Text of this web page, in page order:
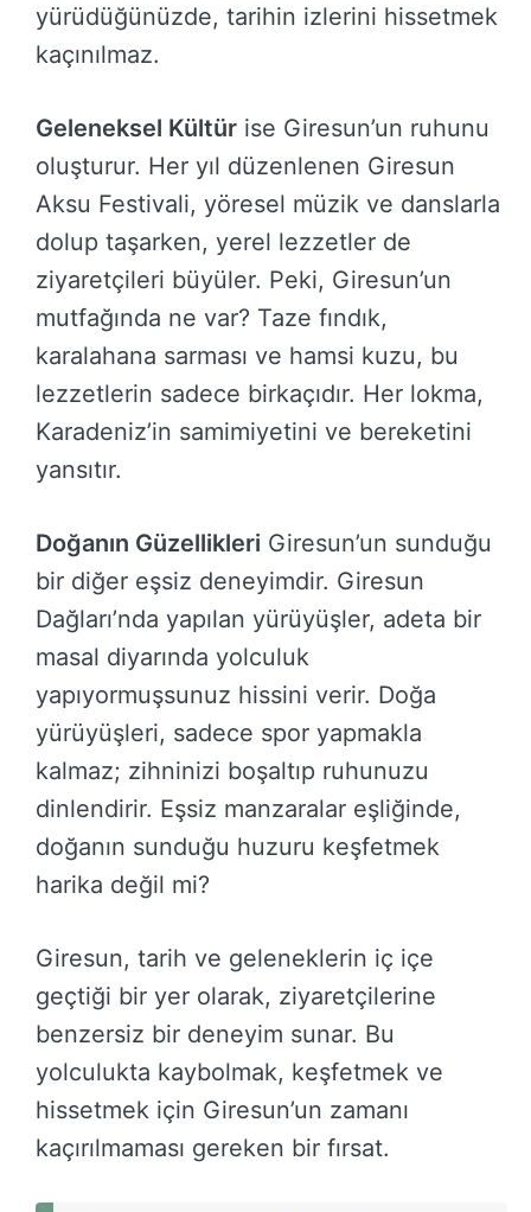
yürüdüğünüzde, tarihin izlerini hissetmek
kaçınılmaz.
Geleneksel Kültür ise Giresun’un ruhunu
oluşturur. Her yıl düzenlenen Giresun
Aksu Festivali, yöresel müzik ve danslarla
dolup taşarken, yerel lezzetler de
ziyaretçileri büyüler. Peki, Giresun’un
mutfağında ne var? Taze fındık,
karalahana sarması ve hamsi kuzu, bu
lezzetlerin sadece birkaçıdır. Her lokma,
Karadeniz’in samimiyetini ve bereketini
yansıtır.
Doğanın Güzellikleri Giresun’un sunduğu
bir diğer eşsiz deneyimdir. Giresun
Dağları’nda yapılan yürüyüşler, adeta bir
masal diyarında yolculuk
yapıyormuşsunuz hissini verir. Doğa
yürüyüşleri, sadece spor yapmakla
kalmaz; zihninizi boşaltıp ruhunuzu
dinlendirir. Eşsiz manzaralar eşliğinde,
doğanın sunduğu huzuru keşfetmek
harika değil mi?
Giresun, tarih ve geleneklerin iç içe
geçtiği bir yer olarak, ziyaretçilerine
benzersiz bir deneyim sunar. Bu
yolculukta kaybolmak, keşfetmek ve
hissetmek için Giresun’un zamanı
kaçırılmaması gereken bir fırsat.